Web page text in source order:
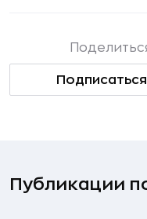
Публикации